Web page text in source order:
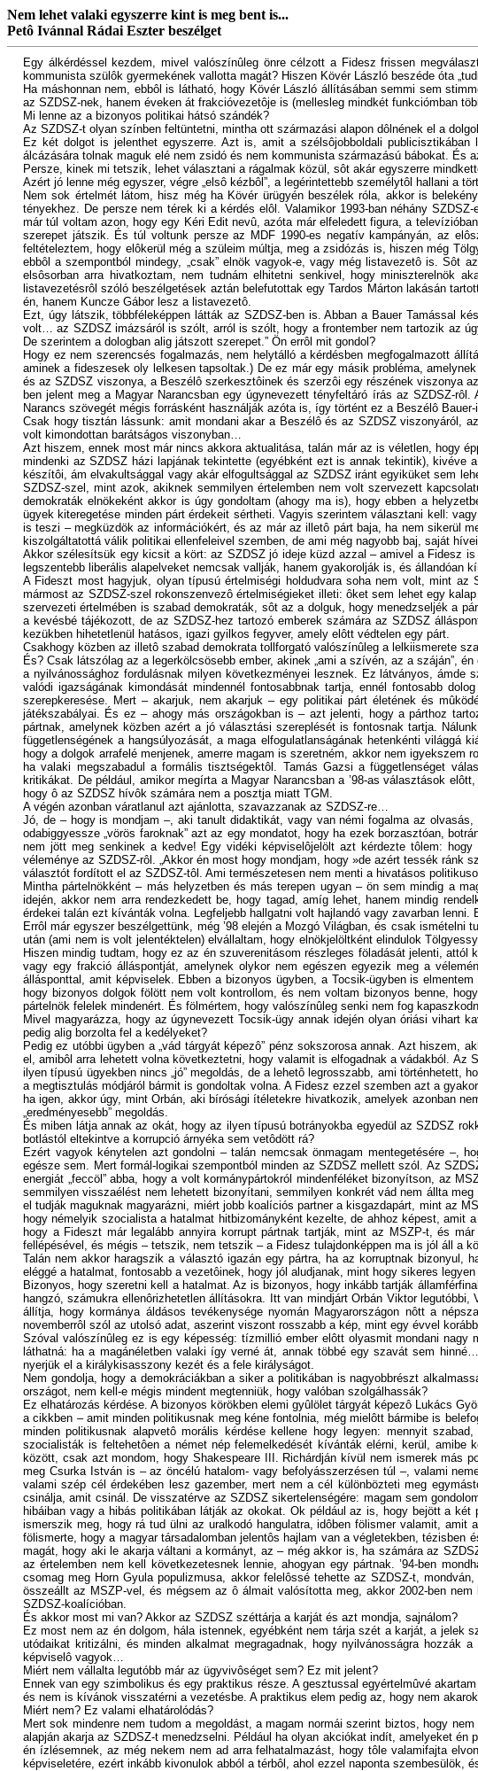
Nem lehet valaki egyszerre kint is meg bent is...
Petô Ivánnal Rádai Eszter beszélget
Egy álkérdéssel kezdem, mivel valószínûleg önre célzott a Fidesz frissen
kommunista szülôk gyermekének vallotta magát? Hiszen Kövér László beszéde óta
Ha máshonnan nem, ebbôl is látható, hogy Kövér László állításában semmi sem
az SZDSZ-nek, hanem éveken át frakcióvezetôje is (mellesleg mindkét funkciómban
Mi lenne az a bizonyos politikai hátsó szándék?
Az SZDSZ-t olyan színben feltüntetni, mintha ott származási alapon dôlnének el a
Ez két dolgot is jelenthet egyszerre. Azt is, amit a szélsôjobboldali
álcázására tolnak maguk elé nem zsidó és nem kommunista származású bábokat.
Persze, kinek mi tetszik, lehet választani a rágalmak közül, sôt akár egyszerre
Azért jó lenne még egyszer, végre „elsô kézbôl”, a legérintettebb személytôl hallani a
Nem sok értelmét látom, hisz még ha Kövér ürügyén beszélek róla, akkor is
tényekhez. De persze nem térek ki a kérdés elôl. Valamikor 1993-ban néhány
már túl voltam azon, hogy egy Kéri Edit nevû, azóta már elfeledett figura, a
szerepet játszik. És túl voltunk persze az MDF 1990-es negatív kampányán, az
feltételeztem, hogy elôkerül még a szüleim múltja, meg a zsidózás is, hiszen még
ebbôl a szempontból mindegy, „csak” elnök vagyok-e, vagy még listavezetô is.
elsôsorban arra hivatkoztam, nem tudnám elhitetni senkivel, hogy miniszterelnök
listavezetésrôl szóló beszélgetések aztán belefutottak egy Tardos Márton lakásán
én, hanem Kuncze Gábor lesz a listavezetô.
Ezt, úgy látszik, többféleképpen látták az SZDSZ-ben is. Abban a Bauer Tamással
volt… az SZDSZ imázsáról is szólt, arról is szólt, hogy a frontember nem tartozik az
De szerintem a dologban alig játszott szerepet.” Ön errôl mit gondol?
Hogy ez nem szerencsés fogalmazás, nem helytálló a kérdésben megfogalmazott
aminek a fideszesek oly lelkesen tapsoltak.) De ez már egy másik probléma,
és az SZDSZ viszonya, a Beszélô szerkesztôinek és szerzôi egy részének viszonya
ben jelent meg a Magyar Narancsban egy úgynevezett tényfeltáró írás az SZDSZ-
Narancs szövegét mégis forrásként használják azóta is, így történt ez a Beszélô
Csak hogy tisztán lássunk: amit mondani akar a Beszélô és az SZDSZ viszonyáról,
volt kimondottan barátságos viszonyban…
Azt hiszem, ennek most már nincs akkora aktualitása, talán már az is véletlen, hogy
mindenki az SZDSZ házi lapjának tekintette (egyébként ezt is annak tekintik),
készítôi, ám elvakultsággal vagy akár elfogultsággal az SZDSZ iránt egyiküket sem
SZDSZ-szel, mint azok, akiknek semmilyen értelemben nem volt szervezett
demokraták elnökeként akkor is úgy gondoltam (ahogy ma is), hogy ebben a
ügyek kiteregetése minden párt érdekeit sértheti. Vagyis szerintem választani kell:
is teszi – megküzdök az információkért, és az már az illetô párt baja, ha nem sikerül
kiszolgáltatottá válik politikai ellenfeleivel szemben, de ami még nagyobb baj, saját
Akkor szélesítsük egy kicsit a kört: az SZDSZ jó ideje küzd azzal – amivel a Fidesz
legszentebb liberális alapelveket nemcsak vallják, hanem gyakorolják is, és
A Fideszt most hagyjuk, olyan típusú értelmiségi holdudvara soha nem volt, mint
mármost az SZDSZ-szel rokonszenvezô értelmiségieket illeti: ôket sem lehet egy
szervezeti értelmében is szabad demokraták, sôt az a dolguk, hogy menedzseljék a
a kevésbé tájékozott, de az SZDSZ-hez tartozó emberek számára az SZDSZ
kezükben hihetetlenül hatásos, igazi gyilkos fegyver, amely elôtt védtelen egy párt.
Csakhogy közben az illetô szabad demokrata tollforgató valószínûleg a lelkiismerete
És? Csak látszólag az a legerkölcsösebb ember, akinek „ami a szívén, az a száján”,
a nyilvánossághoz fordulásnak milyen következményei lesznek. Ez látványos,
valódi igazságának kimondását mindennél fontosabbnak tartja, ennél fontosabb
szerepkeresése. Mert – akarjuk, nem akarjuk – egy politikai párt életének és
játékszabályai. És ez – ahogy más országokban is – azt jelenti, hogy a párthoz
pártnak, amelynek közben azért a jó választási szereplését is fontosnak tartja.
függetlenségének a hangsúlyozását, a maga elfogulatlanságának hetenkénti
hogy a dolgok arrafelé menjenek, amerre magam is szeretném, akkor nem
ha valaki megszabadul a formális tisztségektôl. Tamás Gazsi a függetlenséget
kritikákat. De például, amikor megírta a Magyar Narancsban a ’98-as választások
hogy ô az SZDSZ hívôk számára nem a posztja miatt TGM.
A végén azonban váratlanul azt ajánlotta, szavazzanak az SZDSZ-re…
Jó, de – hogy is mondjam –, aki tanult didaktikát, vagy van némi fogalma az olvasás,
odabiggyessze „vörös faroknak” azt az egy mondatot, hogy ha ezek borzasztóan,
nem jött meg senkinek a kedve! Egy vidéki képviselôjelölt azt kérdezte tôlem:
véleménye az SZDSZ-rôl. „Akkor én most hogy mondjam, hogy »de azért tessék ránk
választót fordított el az SZDSZ-tôl. Ami természetesen nem menti a hivatásos
Mintha pártelnökként – más helyzetben és más terepen ugyan – ön sem mindig a
idején, akkor nem arra rendezkedett be, hogy tagad, amíg lehet, hanem mindig
érdekei talán ezt kívánták volna. Legfeljebb hallgatni volt hajlandó vagy zavarban
Errôl már egyszer beszélgettünk, még ’98 elején a Mozgó Világban, és csak
után (ami nem is volt jelentéktelen) elvállaltam, hogy elnökjelöltként elindulok
Hiszen mindig tudtam, hogy ez az én szuverenitásom részleges föladását jelenti,
vagy egy frakció álláspontját, amelynek olykor nem egészen egyezik meg a
állásponttal, amit képviselek. Ebben a bizonyos ügyben, a Tocsik-ügyben is
hogy bizonyos dolgok fölött nem volt kontrollom, és nem voltam bizonyos benne,
pártelnök felelek mindenért. És fölmértem, hogy valószínûleg senki nem fog
Mivel magyarázza, hogy az úgynevezett Tocsik-ügy annak idején olyan óriási vihart
pedig alig borzolta fel a kedélyeket?
Pedig ez utóbbi ügyben a „vád tárgyát képezô” pénz sokszorosa annak. Azt
el, amibôl arra lehetett volna következtetni, hogy valamit is elfogadnak a vádakból.
ilyen típusú ügyekben nincs „jó” megoldás, de a lehetô legrosszabb, ami
a megtisztulás módjáról bármit is gondoltak volna. A Fidesz ezzel szemben azt a
ha igen, akkor úgy, mint Orbán, aki bírósági ítéletekre hivatkozik, amelyek azonban
„eredményesebb” megoldás.
És miben látja annak az okát, hogy az ilyen típusú botrányokba egyedül az SZDSZ
botlástól eltekintve a korrupció árnyéka sem vetôdött rá?
Ezért vagyok kénytelen azt gondolni – talán nemcsak önmagam mentegetésére –,
egésze sem. Mert formál-logikai szempontból minden az SZDSZ mellett szól. Az
energiát „feccöl” abba, hogy a volt kormánypártokról mindenféléket bizonyítson, az
semmilyen visszaélést nem lehetett bizonyítani, semmilyen konkrét vád nem állta
el tudják maguknak magyarázni, miért jobb koalíciós partner a kisgazdapárt, mint az
hogy némelyik szocialista a hatalmat hitbizományként kezelte, de ahhoz képest,
hogy a Fideszt már legalább annyira korrupt pártnak tartják, mint az MSZP-t, és
fellépésével, és mégis – tetszik, nem tetszik – a Fidesz tulajdonképpen ma is jól áll a
Talán nem akkor haragszik a választó igazán egy pártra, ha az korruptnak bizonyul,
eléggé a hatalmat, fontosabb a vezetôinek, hogy jól aludjanak, mint hogy sikeres legyen
Bizonyos, hogy szeretni kell a hatalmat. Az is bizonyos, hogy inkább tartják
hangzó, számukra ellenôrizhetetlen állításokra. Itt van mindjárt Orbán Viktor
állítja, hogy kormánya áldásos tevékenysége nyomán Magyarországon nôtt a
novemberrôl szól az utolsó adat, aszerint viszont rosszabb a kép, mint egy évvel
Szóval valószínûleg ez is egy képesség: tízmillió ember elôtt olyasmit mondani
láthatná: ha a magánéletben valaki így verné át, annak többé egy szavát sem
nyerjük el a királykisasszony kezét és a fele királyságot.
Nem gondolja, hogy a demokráciákban a siker a politikában is nagyobbrészt
országot, nem kell-e mégis mindent megtenniük, hogy valóban szolgálhassák?
Ez elhatározás kérdése. A bizonyos körökben elemi gyûlölet tárgyát képezô Lukács
a cikkben – amit minden politikusnak meg kéne fontolnia, még mielôtt bármibe is
minden politikusnak alapvetô morális kérdése kellene hogy legyen: mennyit
szocialisták is feltehetôen a német nép felemelkedését kívánták elérni, kerül,
között, csak azt mondom, hogy Shakespeare III. Richárdján kívül nem ismerek más
meg Csurka István is – az öncélú hatalom- vagy befolyásszerzésen túl –, valami
valami szép cél érdekében lesz gazember, mert nem a cél különbözteti meg
csinálja, amit csinál. De visszatérve az SZDSZ sikertelenségére: magam sem
hibáiban vagy a hibás politikában látják az okokat. Ok például az is, hogy bejött a
ismerszik meg, hogy rá tud ülni az uralkodó hangulatra, idôben fölismer valamit,
fölismerte, hogy a magyar társadalomban jelentôs hajlam van a végletekben,
magát, hogy aki le akarja váltani a kormányt, az – még akkor is, ha számára az
az értelemben nem kell következetesnek lennie, ahogyan egy pártnak. ’94-ben
csomag meg Horn Gyula populizmusa, akkor felelôssé tehette az SZDSZ-t,
összeállt az MSZP-vel, és mégsem az ô álmait valósította meg, akkor 2002-ben
SZDSZ-koalícióban.
És akkor most mi van? Akkor az SZDSZ széttárja a karját és azt mondja, sajnálom?
Ez most nem az én dolgom, hála istennek, egyébként nem tárja szét a karját, a jelek
utódaikat kritizálni, és minden alkalmat megragadnak, hogy nyilvánosságra
képviselô vagyok…
Miért nem vállalta legutóbb már az ügyvivôséget sem? Ez mit jelent?
Ennek van egy szimbolikus és egy praktikus része. A gesztussal egyértelmûvé
és nem is kívánok visszatérni a vezetésbe. A praktikus elem pedig az, hogy nem
Miért nem? Ez valami elhatárolódás?
Mert sok mindenre nem tudom a megoldást, a magam normái szerint biztos, hogy
alapján akarja az SZDSZ-t menedzselni. Például ha olyan akciókat indít, amelyeket
én ízlésemnek, az még nekem nem ad arra felhatalmazást, hogy tôle valamifajta
képviseletére, ezért inkább kivonulok abból a térbôl, ahol ezzel naponta szembesülök,